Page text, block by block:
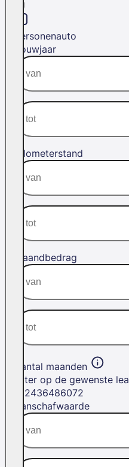
Personenauto
Bouwjaar
Kilometerstand
Maandbedrag
Aantal maanden
Filter op de gewenste
2436486072
Aanschafwaarde